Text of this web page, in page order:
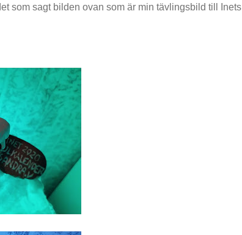
som sagt bilden ovan som är min tävlingsbild till Inets